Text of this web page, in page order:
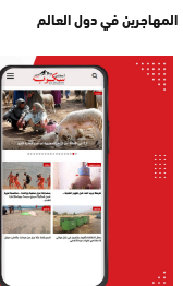
المهاجرين في دول العالم